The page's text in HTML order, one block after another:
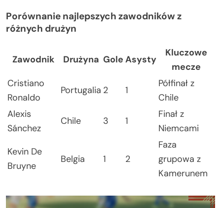
Porównanie najlepszych zawodników z
różnych drużyn
Zawodnik Drużyna Gole Asysty
Kluczowe
mecze
Cristiano
Ronaldo
Portugalia 2 1
Półfinał z
Chile
Alexis
Sánchez
Chile 3 1
Finał z
Niemcami
Kevin De
Bruyne
Belgia 1 2
Faza
grupowa z
Kamerunem